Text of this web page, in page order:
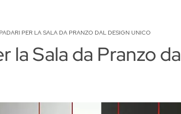
PER LA SALA DA PRANZO DAL DESIGN UNICO
la Sala da Pranzo